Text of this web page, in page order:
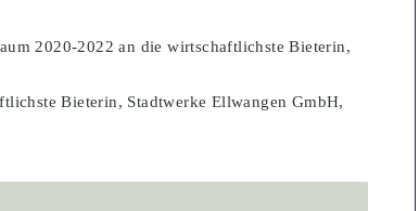
2020-2022 an die wirtschaftlichste Bieterin,
Bieterin, Stadtwerke Ellwangen GmbH,